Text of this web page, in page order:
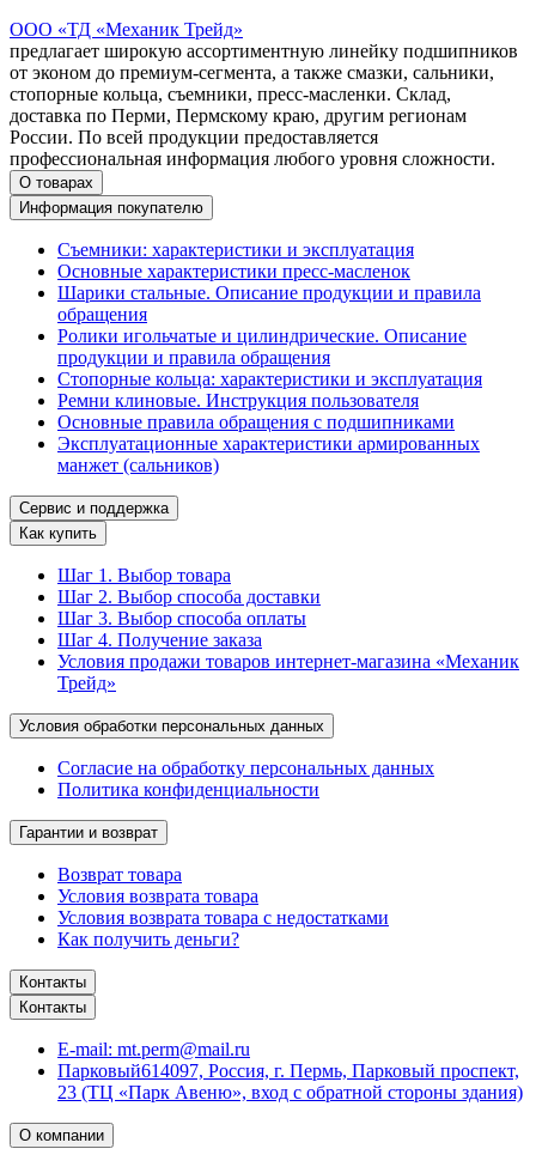
ООО «ТД «Механик Трейд»
предлагает широкую ассортиментную линейку подшипников
от эконом до премиум-сегмента, а также смазки, сальники,
стопорные кольца, съемники, пресс-масленки. Склад,
доставка по Перми, Пермскому краю, другим регионам
России. По всей продукции предоставляется
профессиональная информация любого уровня сложности.
О товарах
Информация покупателю
Съемники: характеристики и эксплуатация
Основные характеристики пресс‑масленок
Шарики стальные. Описание продукции и правила
обращения
Ролики игольчатые и цилиндрические. Описание
продукции и правила обращения
Стопорные кольца: характеристики и эксплуатация
Ремни клиновые. Инструкция пользователя
Основные правила обращения с подшипниками
Эксплуатационные характеристики армированных
манжет (сальников)
Сервис и поддержка
Как купить
Шаг 1. Выбор товара
Шаг 2. Выбор способа доставки
Шаг 3. Выбор способа оплаты
Шаг 4. Получение заказа
Условия продажи товаров интернет-магазина «Механик
Трейд»
Условия обработки персональных данных
Согласие на обработку персональных данных
Политика конфиденциальности
Гарантии и возврат
Возврат товара
Условия возврата товара
Условия возврата товара с недостатками
Как получить деньги?
Контакты
Контакты
E-mail: mt.perm@mail.ru
Парковый614097, Россия, г. Пермь, Парковый проспект,
23 (ТЦ «Парк Авеню», вход с обратной стороны здания)
О компании